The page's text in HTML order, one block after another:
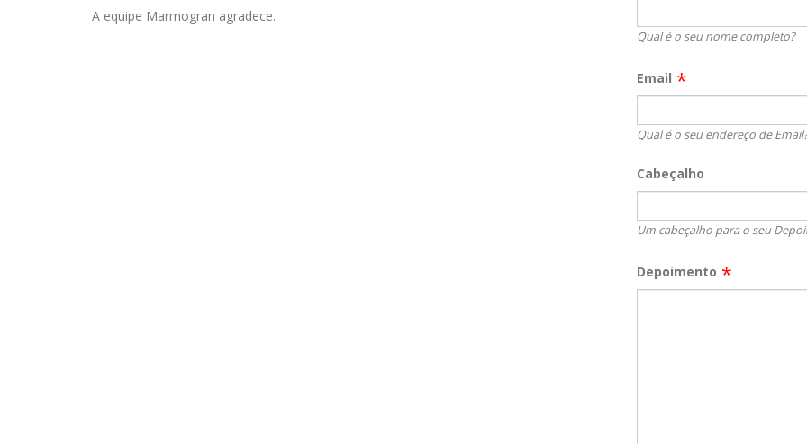
A equipe Marmogran agradece.
Qual é o seu nome completo?
Email
Qual é o seu endereço de Email?
Cabeçalho
Um cabeçalho para o seu
Depoimento